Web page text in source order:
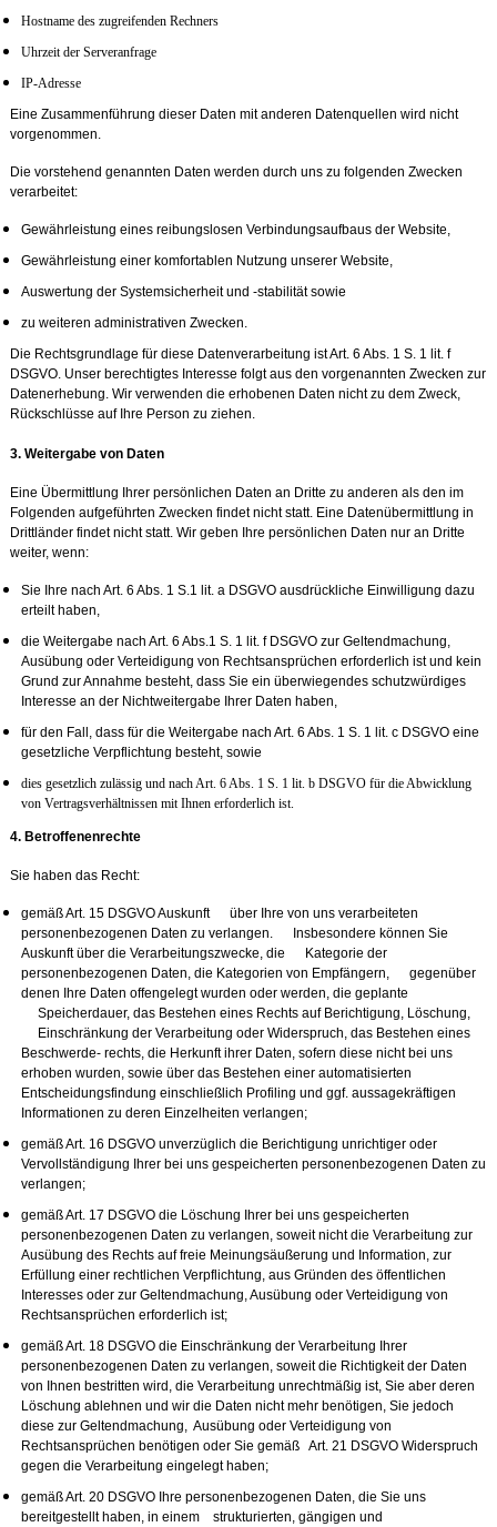
Hostname des zugreifenden Rechners
Uhrzeit der Serveranfrage
IP-Adresse
Eine Zusammenführung dieser Daten mit anderen Datenquellen wird nicht
vorgenommen.
Die vorstehend genannten Daten werden durch uns zu folgenden Zwecken
verarbeitet:
Gewährleistung eines reibungslosen Verbindungsaufbaus der Website,
Gewährleistung einer komfortablen Nutzung unserer Website,
Auswertung der Systemsicherheit und -stabilität sowie
zu weiteren administrativen Zwecken.
Die Rechtsgrundlage für diese Datenverarbeitung ist Art. 6 Abs. 1 S. 1 lit. f
DSGVO. Unser berechtigtes Interesse folgt aus den vorgenannten Zwecken zur
Datenerhebung. Wir verwenden die erhobenen Daten nicht zu dem Zweck,
Rückschlüsse auf Ihre Person zu ziehen.
3. Weitergabe von Daten
Eine Übermittlung Ihrer persönlichen Daten an Dritte zu anderen als den im
Folgenden aufgeführten Zwecken findet nicht statt. Eine Datenübermittlung in
Drittländer findet nicht statt. Wir geben Ihre persönlichen Daten nur an Dritte
weiter, wenn:
Sie Ihre nach Art. 6 Abs. 1 S.1 lit. a DSGVO ausdrückliche Einwilligung dazu
erteilt haben,
die Weitergabe nach Art. 6 Abs.1 S. 1 lit. f DSGVO zur Geltendmachung,
Ausübung oder Verteidigung von Rechtsansprüchen erforderlich ist und kein
Grund zur Annahme besteht, dass Sie ein überwiegendes schutzwürdiges
Interesse an der Nichtweitergabe Ihrer Daten haben,
für den Fall, dass für die Weitergabe nach Art. 6 Abs. 1 S. 1 lit. c DSGVO eine
gesetzliche Verpflichtung besteht, sowie
dies gesetzlich zulässig und nach Art. 6 Abs. 1 S. 1 lit. b DSGVO für die Abwicklung
von Vertragsverhältnissen mit Ihnen erforderlich ist.
4. Betroffenenrechte
Sie haben das Recht:
gemäß Art. 15 DSGVO Auskunft über Ihre von uns verarbeiteten
personenbezogenen Daten zu verlangen. Insbesondere können Sie
Auskunft über die Verarbeitungszwecke, die Kategorie der
personenbezogenen Daten, die Kategorien von Empfängern, gegenüber
denen Ihre Daten offengelegt wurden oder werden, die geplante
Speicherdauer, das Bestehen eines Rechts auf Berichtigung, Löschung,
Einschränkung der Verarbeitung oder Widerspruch, das Bestehen eines
Beschwerde- rechts, die Herkunft ihrer Daten, sofern diese nicht bei uns
erhoben wurden, sowie über das Bestehen einer automatisierten
Entscheidungsfindung einschließlich Profiling und ggf. aussagekräftigen
Informationen zu deren Einzelheiten verlangen;
gemäß Art. 16 DSGVO unverzüglich die Berichtigung unrichtiger oder
Vervollständigung Ihrer bei uns gespeicherten personenbezogenen Daten zu
verlangen;
gemäß Art. 17 DSGVO die Löschung Ihrer bei uns gespeicherten
personenbezogenen Daten zu verlangen, soweit nicht die Verarbeitung zur
Ausübung des Rechts auf freie Meinungsäußerung und Information, zur
Erfüllung einer rechtlichen Verpflichtung, aus Gründen des öffentlichen
Interesses oder zur Geltendmachung, Ausübung oder Verteidigung von
Rechtsansprüchen erforderlich ist;
gemäß Art. 18 DSGVO die Einschränkung der Verarbeitung Ihrer
personenbezogenen Daten zu verlangen, soweit die Richtigkeit der Daten
von Ihnen bestritten wird, die Verarbeitung unrechtmäßig ist, Sie aber deren
Löschung ablehnen und wir die Daten nicht mehr benötigen, Sie jedoch
diese zur Geltendmachung, Ausübung oder Verteidigung von
Rechtsansprüchen benötigen oder Sie gemäß Art. 21 DSGVO Widerspruch
gegen die Verarbeitung eingelegt haben;
gemäß Art. 20 DSGVO Ihre personenbezogenen Daten, die Sie uns
bereitgestellt haben, in einem strukturierten, gängigen und